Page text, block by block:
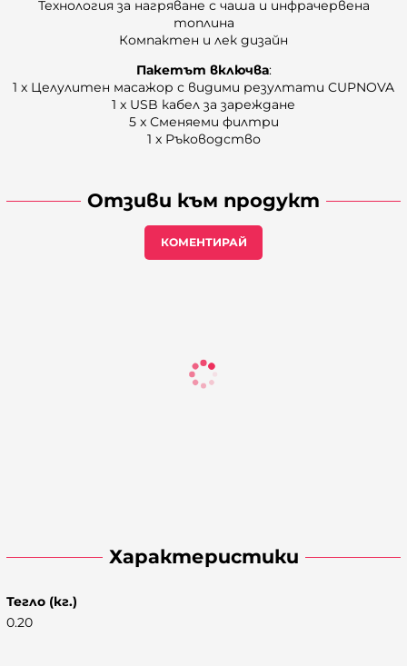
Отзиви към продукт
КОМЕНТИРАЙ
Технология за нагряване с чаша и инфрачервена
топлина
Компактен и лек дизайн
Пакетът включва:
1 x Целулитен масажор с видими резултати CUPNOVA
1 x USB кабел за зареждане
5 x Сменяеми филтри
1 x Ръководство
Характеристики
Тегло (кг.)
0.20